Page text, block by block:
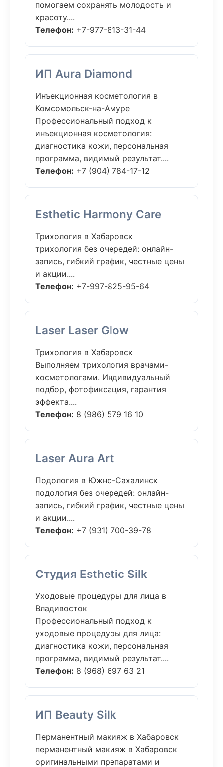
помогаем сохранять молодость и
красоту....
Телефон: +7-977-813-31-44
ИП Aura Diamond
Инъекционная косметология в
Комсомольск-на-Амуре
Профессиональный подход к
инъекционная косметология:
диагностика кожи, персональная
программа, видимый результат....
Телефон: +7 (904) 784-17-12
Esthetic Harmony Care
Трихология в Хабаровск
трихология без очередей: онлайн-
запись, гибкий график, честные цены
и акции....
Телефон: +7-997-825-95-64
Laser Laser Glow
Трихология в Хабаровск
Выполняем трихология врачами-
косметологами. Индивидуальный
подбор, фотофиксация, гарантия
эффекта....
Телефон: 8 (986) 579 16 10
Laser Aura Art
Подология в Южно-Сахалинск
подология без очередей: онлайн-
запись, гибкий график, честные цены
и акции....
Телефон: +7 (931) 700-39-78
Студия Esthetic Silk
Уходовые процедуры для лица в
Владивосток
Профессиональный подход к
уходовые процедуры для лица:
диагностика кожи, персональная
программа, видимый результат....
Телефон: 8 (968) 697 63 21
ИП Beauty Silk
Перманентный макияж в Хабаровск
перманентный макияж в Хабаровск
оригинальными препаратами и